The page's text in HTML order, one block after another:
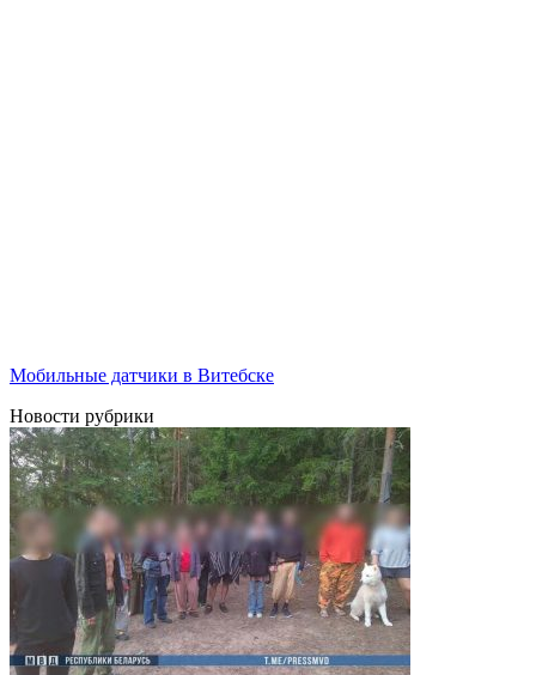
Мобильные датчики в Витебске
Новости рубрики